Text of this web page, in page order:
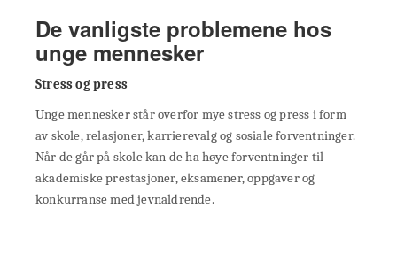
De vanligste problemene hos
unge mennesker
Stress og press
Unge mennesker står overfor mye stress og press i form
av skole, relasjoner, karrierevalg og sosiale forventninger.
Når de går på skole kan de ha høye forventninger til
akademiske prestasjoner, eksamener, oppgaver og
konkurranse med jevnaldrende.